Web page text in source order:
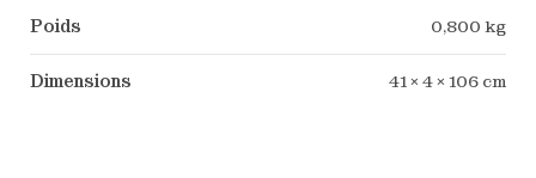
Poids 0,800 kg
Dimensions 41 × 4 × 106 cm